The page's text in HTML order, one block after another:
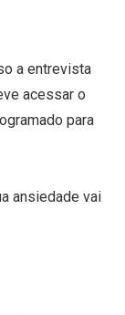
a entrevista
acessar o
para
ansiedade vai